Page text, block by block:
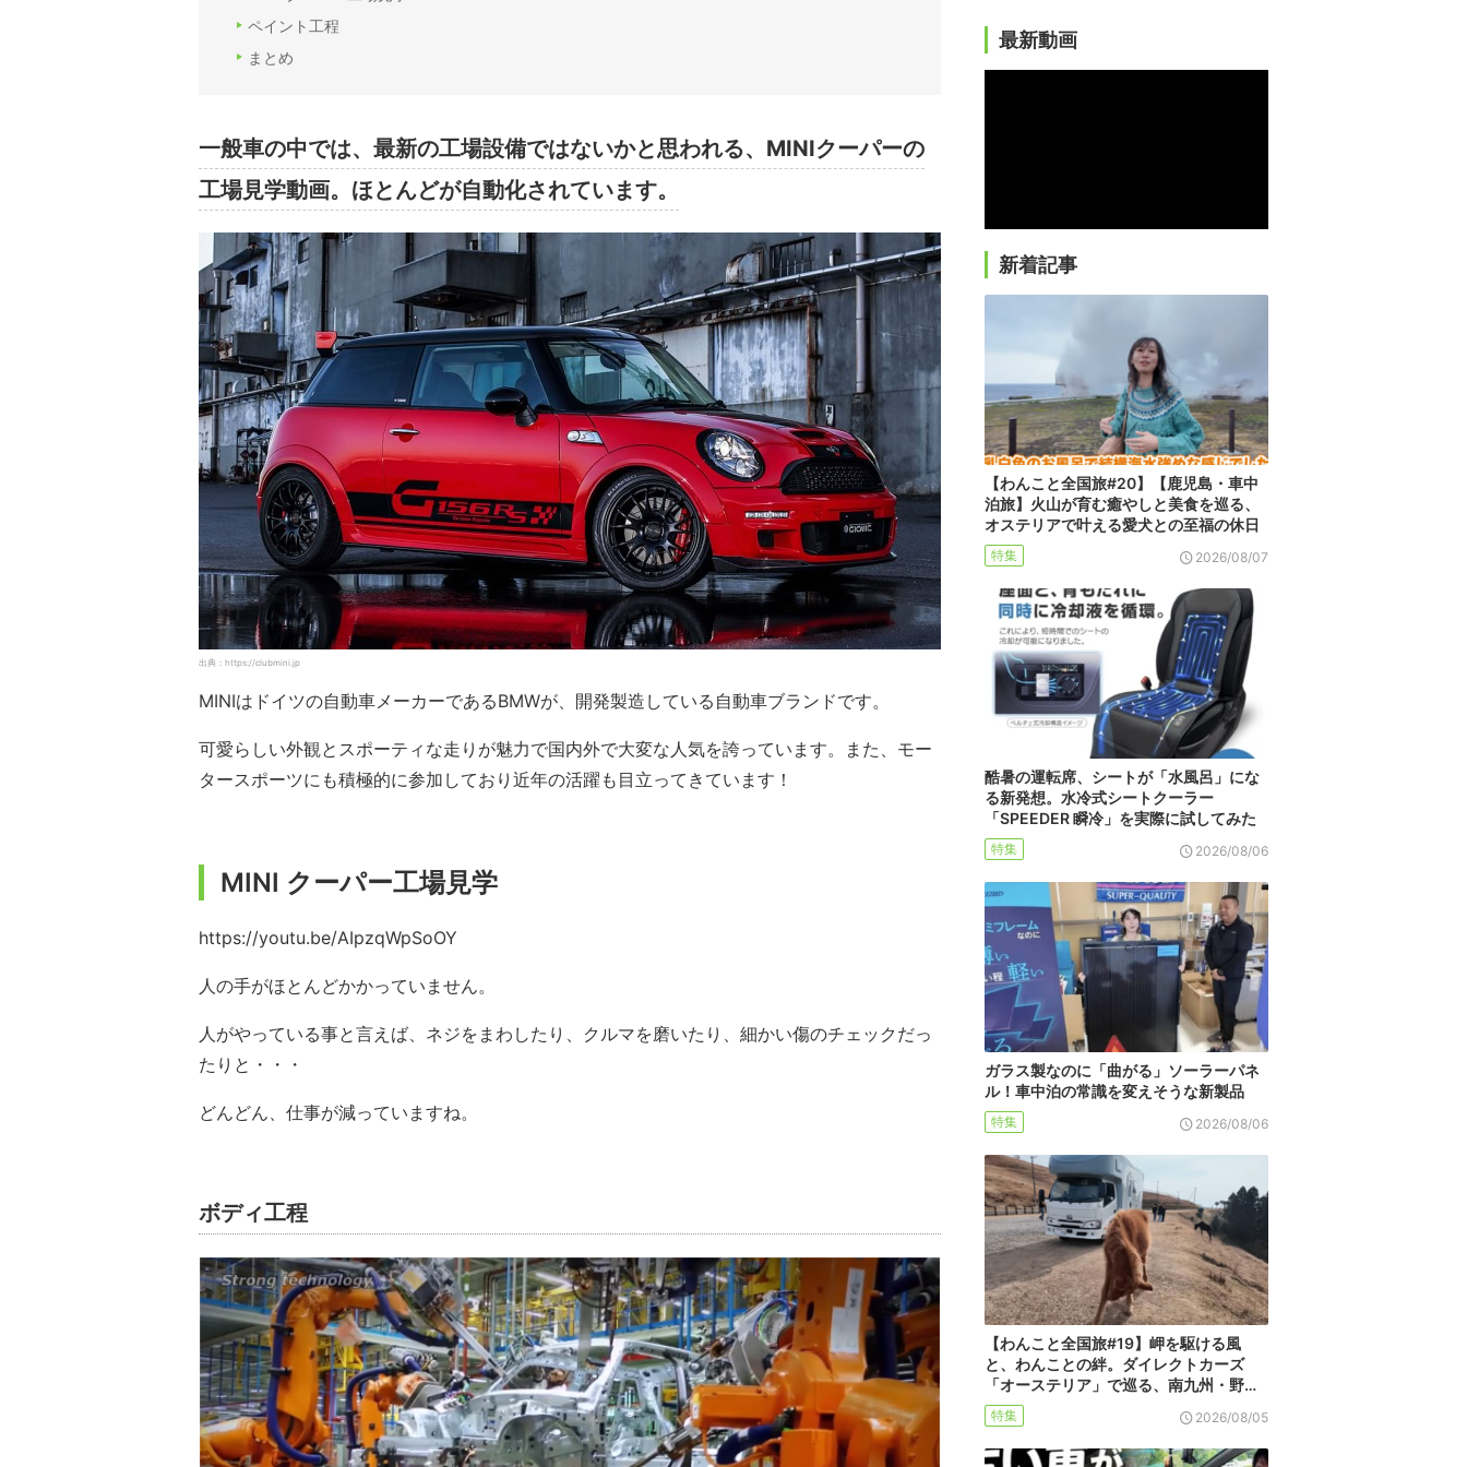
ペイント工程
まとめ
一般車の中では、最新の工場設備ではないかと思われる、MINIクーパーの
工場見学動画。ほとんどが自動化されています。
出典：https://clubmini.jp
MINIはドイツの自動車メーカーであるBMWが、開発製造している自動車ブランドです。
可愛らしい外観とスポーティな走りが魅力で国内外で大変な人気を誇っています。また、モー
タースポーツにも積極的に参加しており近年の活躍も目立ってきています！
MINI クーパー工場見学
https://youtu.be/AIpzqWpSoOY
人の手がほとんどかかっていません。
人がやっている事と言えば、ネジをまわしたり、クルマを磨いたり、細かい傷のチェックだっ
たりと・・・
どんどん、仕事が減っていますね。
ボディ工程
最新動画
新着記事
【わんこと全国旅#20】【鹿児島・車中
泊旅】火山が育む癒やしと美食を巡る、
オステリアで叶える愛犬との至福の休日
特集 2026/08/07
酷暑の運転席、シートが「水風呂」にな
る新発想。水冷式シートクーラー
「SPEEDER 瞬冷」を実際に試してみた
特集 2026/08/06
ガラス製なのに「曲がる」ソーラーパネ
ル！車中泊の常識を変えそうな新製品
特集 2026/08/06
【わんこと全国旅#19】岬を駆ける風
と、わんことの絆。ダイレクトカーズ
「オーステリア」で巡る、南九州・野…
特集 2026/08/05